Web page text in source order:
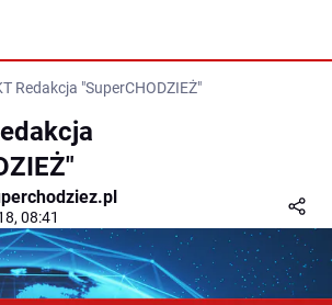
Redakcja "SuperCHODZIEŻ"
08:41